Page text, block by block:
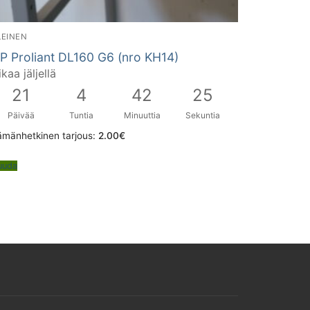
Proliant DL160 G6 (nro KH14)
jäljellä
21
Päivää
4
Tuntia
42
Minuuttia
24
Sekuntia
tarjous: 2.00€